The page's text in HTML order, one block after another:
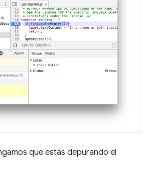
que estás depurando el